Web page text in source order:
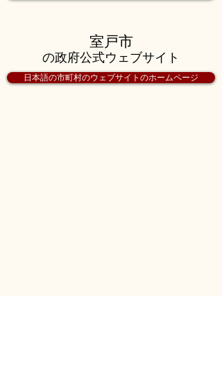
室戸市
の政府公式ウェブサイト
日本語の市町村のウェブサイトのホームページ